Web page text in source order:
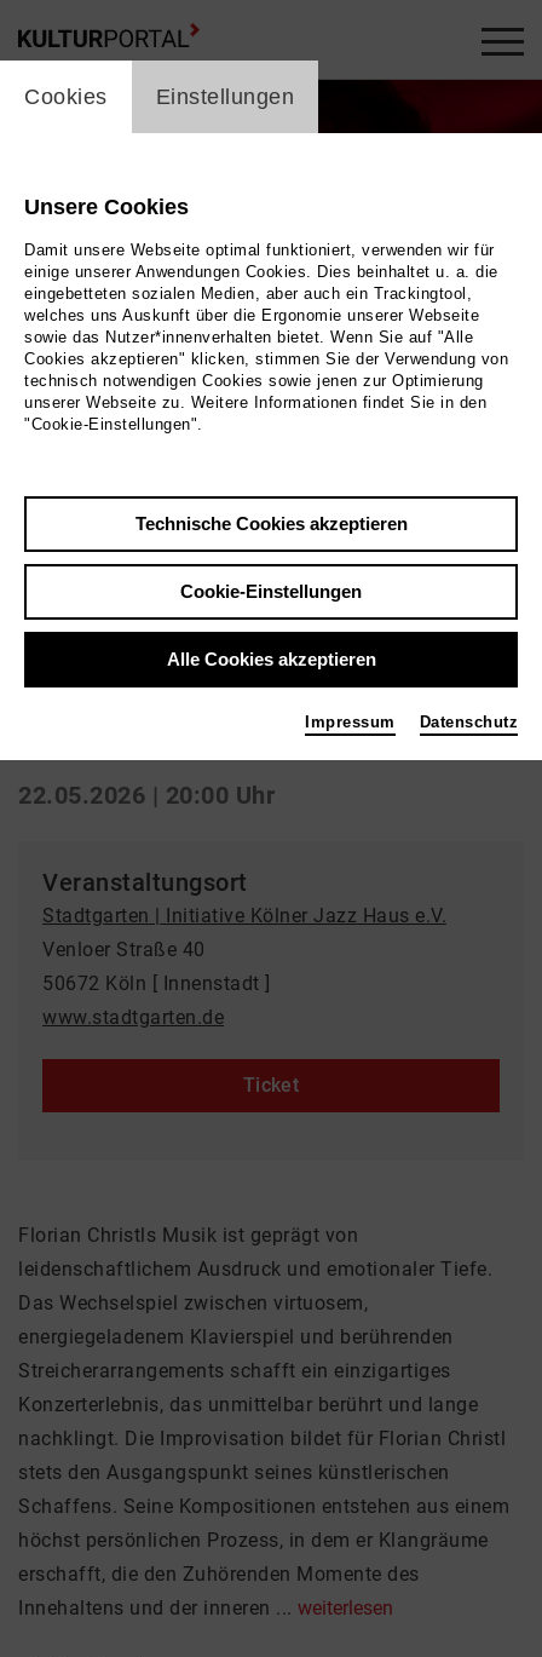
Zurück|Übersicht
Sonstige Musik
Florian Christl
Stadtgarten | Initiative Kölner Jazz Haus e.V.
22.05.2026 | 20:00 Uhr
Veranstaltungsort
Stadtgarten | Initiative Kölner Jazz Haus e.V.
Venloer Straße 40
50672 Köln [ Innenstadt ]
www.stadtgarten.de
Ticket
Florian Christls Musik ist geprägt von
leidenschaftlichem Ausdruck und emotionaler Tiefe.
Das Wechselspiel zwischen virtuosem,
energiegeladenem Klavierspiel und berührenden
Streicherarrangements schafft ein einzigartiges
Konzerterlebnis, das unmittelbar berührt und lange
nachklingt. Die Improvisation bildet für Florian Christl
stets den Ausgangspunkt seines künstlerischen
Schaffens. Seine Kompositionen entstehen aus einem
höchst persönlichen Prozess, in dem er Klangräume
erschafft, die den Zuhörenden Momente des
Innehaltens und der inneren ... weiterlesen
cookie_layer
Cookies Einstellungen
Unsere Cookies
Damit unsere Webseite optimal funktioniert, verwenden wir für
einige unserer Anwendungen Cookies. Dies beinhaltet u. a. die
eingebetteten sozialen Medien, aber auch ein Trackingtool,
welches uns Auskunft über die Ergonomie unserer Webseite
sowie das Nutzer*innenverhalten bietet. Wenn Sie auf "Alle
Cookies akzeptieren" klicken, stimmen Sie der Verwendung von
technisch notwendigen Cookies sowie jenen zur Optimierung
unserer Webseite zu. Weitere Informationen findet Sie in den
"Cookie-Einstellungen".
Technische Cookies akzeptieren
Cookie-Einstellungen
Alle Cookies akzeptieren
Impressum Datenschutz